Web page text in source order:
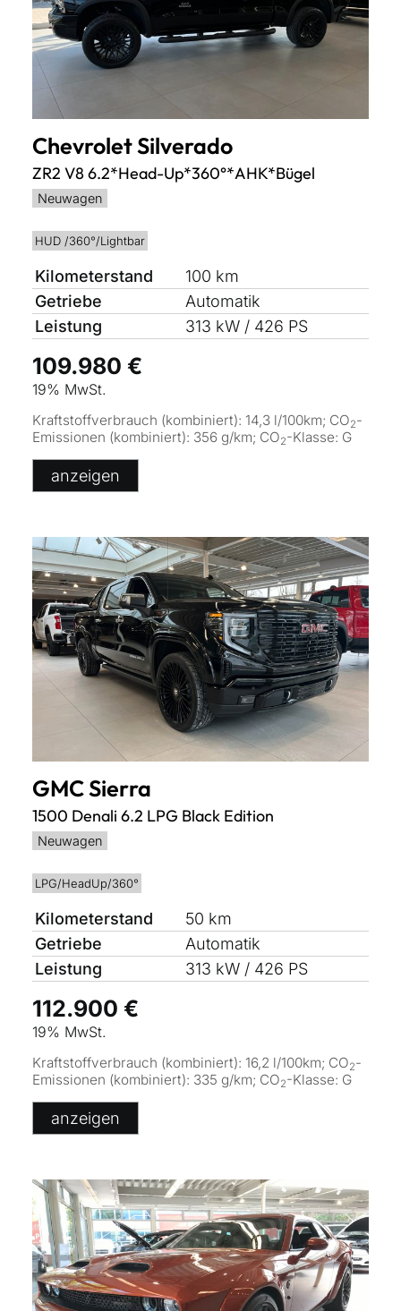
ChevroletSilverado
ZR2 V8 6.2*Head-Up*360°*AHK*Bügel
Neuwagen
HUD /360°/Lightbar
Kilometerstand
100 km
Getriebe
Automatik
Leistung
313 kW / 426 PS
109.980 €
19% MwSt.
Kraftstoffverbrauch (kombiniert): 14,3 l/100km; CO2-
Emissionen (kombiniert): 356 g/km; CO2-Klasse: G
anzeigen
GMCSierra
1500 Denali 6.2 LPG Black Edition
Neuwagen
LPG/HeadUp/360°
Kilometerstand
50 km
Getriebe
Automatik
Leistung
313 kW / 426 PS
112.900 €
19% MwSt.
Kraftstoffverbrauch (kombiniert): 16,2 l/100km; CO2-
Emissionen (kombiniert): 335 g/km; CO2-Klasse: G
anzeigen